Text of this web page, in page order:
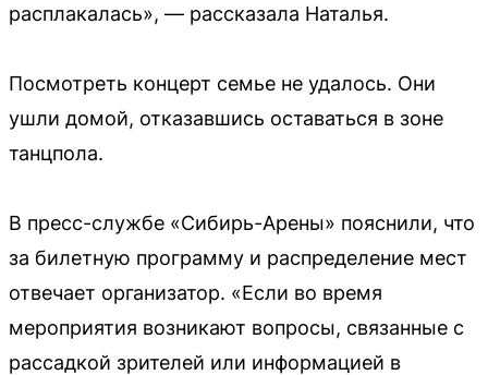
расплакалась», — рассказала Наталья.
Посмотреть концерт семье не удалось. Они
ушли домой, отказавшись оставаться в зоне
танцпола.
В пресс-службе «Сибирь-Арены» пояснили, что
за билетную программу и распределение мест
отвечает организатор. «Если во время
мероприятия возникают вопросы, связанные с
рассадкой зрителей или информацией в